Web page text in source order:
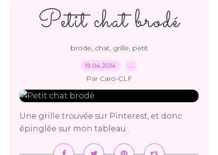
Petit chat brodé
brode, chat, grille, petit
19.04.2014 …
Par Caro-CLF
Une grille trouvée sur Pinterest, et donc
épinglée sur mon tableau .